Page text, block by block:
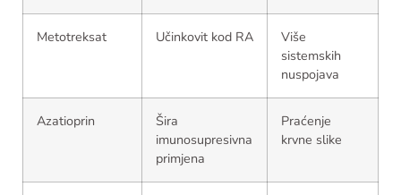
Metotreksat Učinkovit kod RA
Više
sistemskih
nuspojava
Azatioprin
Šira
imunosupresivna
primjena
Praćenje
krvne slike